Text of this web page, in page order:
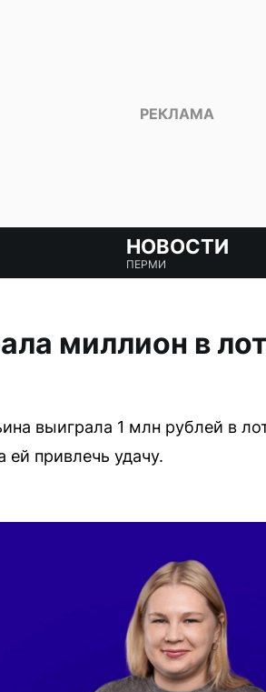
НОВОСТИ
ПЕРМИ
миллион в
выиграла 1 млн рублей в
ей привлечь удачу.